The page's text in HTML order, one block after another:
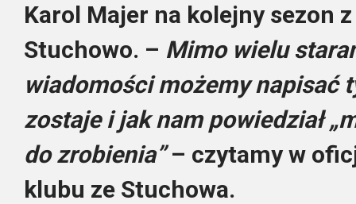
Karol Majer na kolejny sezon
Stuchowo. – Mimo wielu
wiadomości możemy napisać
zostaje i jak nam powiedział
do zrobienia”– czytamy w
klubu ze Stuchowa.